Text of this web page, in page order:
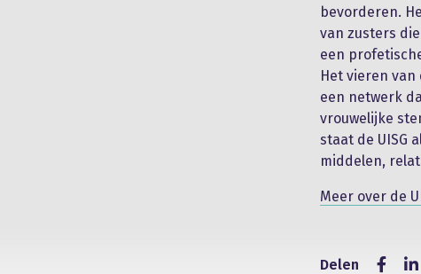
bevorderen.
van zusters
een
Het vieren
een netwerk
vrouwelijke
staat de UISG
middelen,
Meer over de
Delen